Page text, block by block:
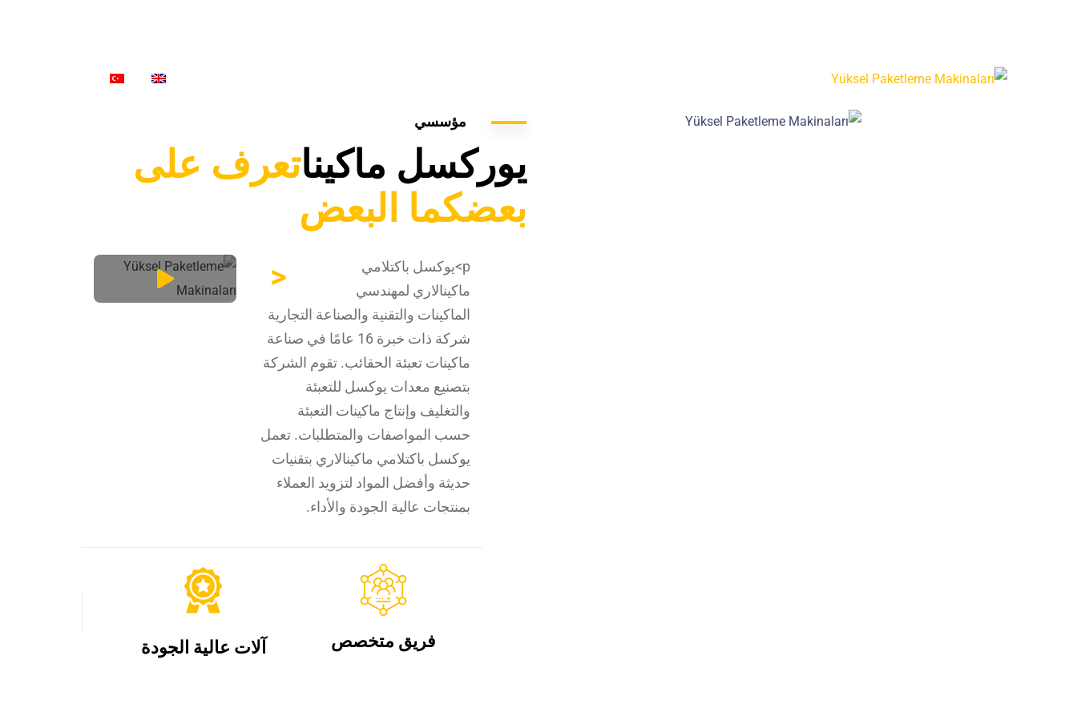
مؤسسي
يوركسل ماكيناتعرف على
بعضكما البعض
<
p>يوكسل باكتلامي
ماكينالاري لمهندسي
الماكينات والتقنية والصناعة التجارية
شركة ذات خبرة 16 عامًا في صناعة
ماكينات تعبئة الحقائب. تقوم الشركة
بتصنيع معدات يوكسل للتعبئة
والتغليف وإنتاج ماكينات التعبئة
حسب المواصفات والمتطلبات. تعمل
يوكسل باكتلامي ماكينالاري بتقنيات
حديثة وأفضل المواد لتزويد العملاء
بمنتجات عالية الجودة والأداء.
فريق متخصص آلات عالية الجودة